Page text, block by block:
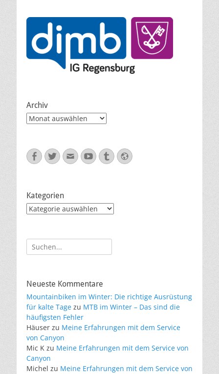
Archiv
Archiv
Facebook
Twitter
E-
Mail
YouTube
TumblrWebsite
Kategorien
Kategorien
Suche
nach:
Neueste Kommentare
Mountainbiken im Winter: Die richtige Ausrüstung
für kalte Tage zu MTB im Winter – Das sind die
häufigsten Fehler
Häuser zu Meine Erfahrungen mit dem Service
von Canyon
Mic K zu Meine Erfahrungen mit dem Service von
Canyon
Michel zu Meine Erfahrungen mit dem Service von